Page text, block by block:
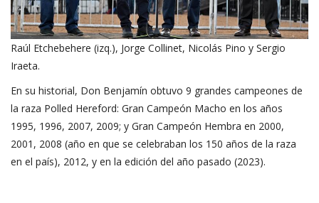
Raúl Etchebehere (izq.), Jorge Collinet, Nicolás Pino y Sergio
Iraeta.
En su historial, Don Benjamín obtuvo 9 grandes campeones de
la raza Polled Hereford: Gran Campeón Macho en los años
1995, 1996, 2007, 2009; y Gran Campeón Hembra en 2000,
2001, 2008 (año en que se celebraban los 150 años de la raza
en el país), 2012, y en la edición del año pasado (2023).